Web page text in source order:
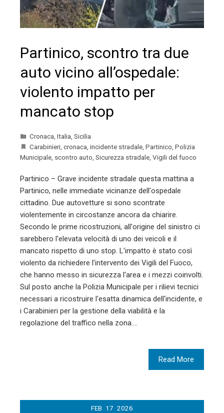
Partinico, scontro tra due
auto vicino all’ospedale:
violento impatto per
mancato stop
Cronaca, Italia, Sicilia
Carabinieri, cronaca, incidente stradale, Partinico, Polizia
Municipale, scontro auto, Sicurezza stradale, Vigili del fuoco
Partinico – Grave incidente stradale questa mattina a
Partinico, nelle immediate vicinanze dell'ospedale
cittadino. Due autovetture si sono scontrate
violentemente in circostanze ancora da chiarire.
Secondo le prime ricostruzioni, all'origine del sinistro ci
sarebbero l'elevata velocità di uno dei veicoli e il
mancato rispetto di uno stop. L'impatto è stato così
violento da richiedere l'intervento dei Vigili del Fuoco,
che hanno messo in sicurezza l'area e i mezzi coinvolti.
Sul posto anche la Polizia Municipale per i rilievi tecnici
necessari a ricostruire l'esatta dinamica dell'incidente, e
i Carabinieri per la gestione della viabilità e la
regolazione del traffico nella zona.…
Read More
FEB 17 2026